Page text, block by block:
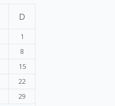
D
1
8
15
22
29